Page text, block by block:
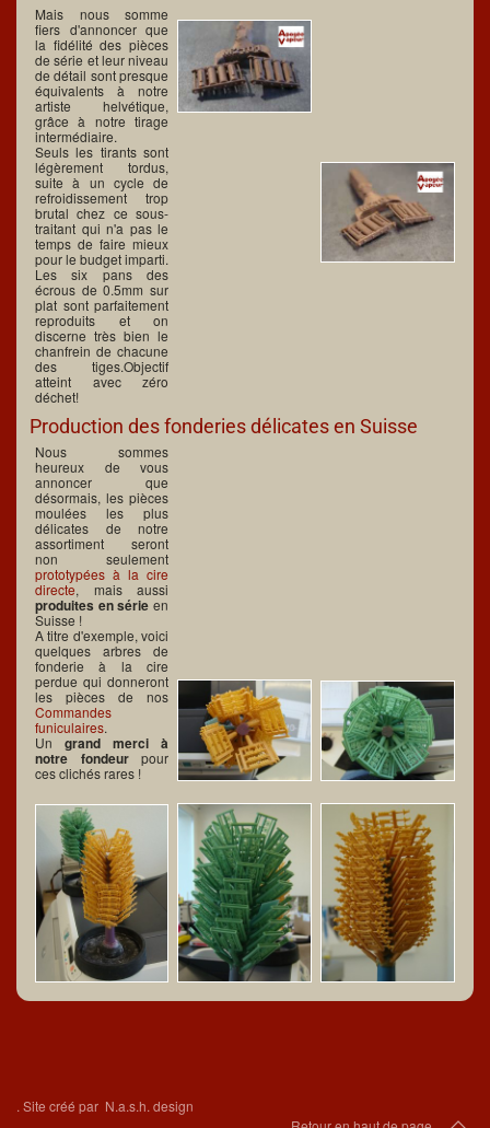
Mais nous somme
fiers d'annoncer que
la fidélité des pièces
de série et leur niveau
de détail sont presque
équivalents à notre
artiste helvétique,
grâce à notre tirage
intermédiaire.
Seuls les tirants sont
légèrement tordus,
suite à un cycle de
refroidissement trop
brutal chez ce sous-
traitant qui n'a pas le
temps de faire mieux
pour le budget imparti.
Les six pans des
écrous de 0.5mm sur
plat sont parfaitement
reproduits et on
discerne très bien le
chanfrein de chacune
des tiges.Objectif
atteint avec zéro
déchet!
Production des fonderies délicates en Suisse
Nous sommes
heureux de vous
annoncer que
désormais, les pièces
moulées les plus
délicates de notre
assortiment seront
non seulement
prototypées à la cire
directe, mais aussi
produites en série en
Suisse !
A titre d'exemple, voici
quelques arbres de
fonderie à la cire
perdue qui donneront
les pièces de nos
Commandes
funiculaires.
Un grand merci à
notre fondeurpour
ces clichés rares !
. Site créé par N.a.s.h. design